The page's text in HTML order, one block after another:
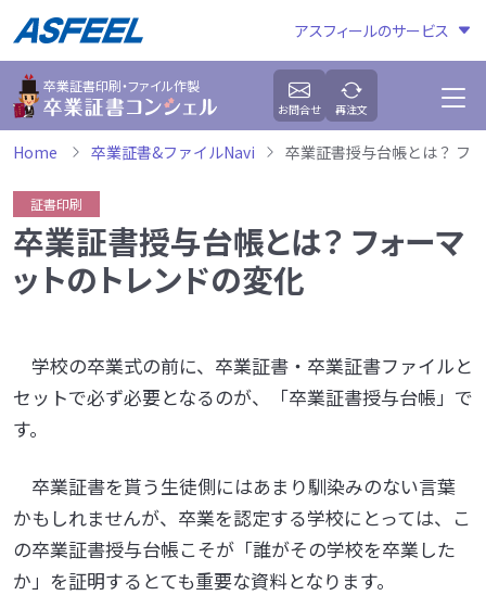
アスフィールのサービス
卒業証書印刷・ファイル作製
お問合せ 再注文
Home 卒業証書&ファイルNavi 卒業証書授与台帳とは？ フ
証書印刷
卒業証書授与台帳とは？ フォーマ
ットのトレンドの変化
学校の卒業式の前に、卒業証書・卒業証書ファイルと
セットで必ず必要となるのが、「卒業証書授与台帳」で
す。
卒業証書を貰う生徒側にはあまり馴染みのない言葉
かもしれませんが、卒業を認定する学校にとっては、こ
の卒業証書授与台帳こそが「誰がその学校を卒業した
か」を証明するとても重要な資料となります。